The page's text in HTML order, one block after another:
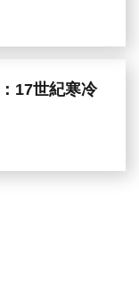
17世紀寒冷